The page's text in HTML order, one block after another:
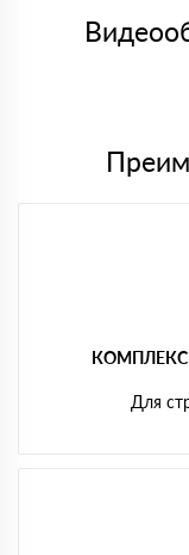
либо Вы
Для